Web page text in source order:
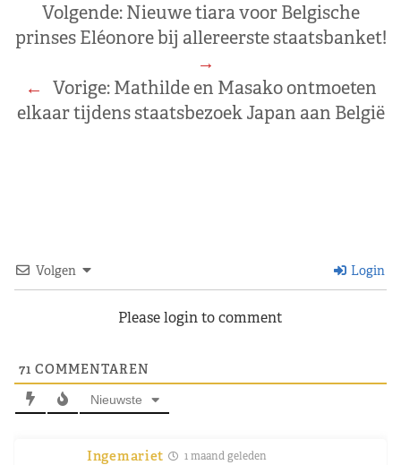
Volgende: Nieuwe tiara voor Belgische
prinses Eléonore bij allereerste staatsbanket!
→
← Vorige: Mathilde en Masako ontmoeten
elkaar tijdens staatsbezoek Japan aan België
Volgen Login
Please login to comment
71 COMMENTAREN
Nieuwste
Ingemariet 1 maand geleden